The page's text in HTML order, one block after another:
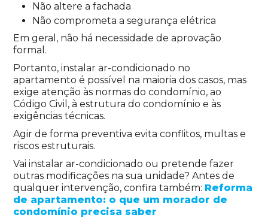
Não altere a fachada
Não comprometa a segurança elétrica
Em geral, não há necessidade de aprovação
formal.
Portanto, instalar ar-condicionado no
apartamento é possível na maioria dos casos, mas
exige atenção às normas do condomínio, ao
Código Civil, à estrutura do condomínio e às
exigências técnicas.
Agir de forma preventiva evita conflitos, multas e
riscos estruturais.
Vai instalar ar-condicionado ou pretende fazer
outras modificações na sua unidade? Antes de
qualquer intervenção, confira também: Reforma
de apartamento: o que um morador de
condomínio precisa saber